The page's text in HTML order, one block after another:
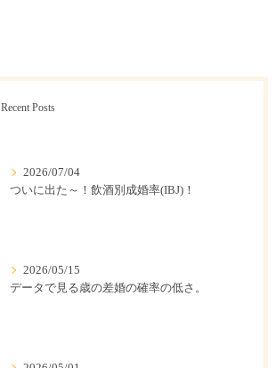
Recent Posts
2026/07/04
ついに出た～！飲酒別成婚率(IBJ)！
2026/05/15
データで見る歳の差婚の確率の低さ。